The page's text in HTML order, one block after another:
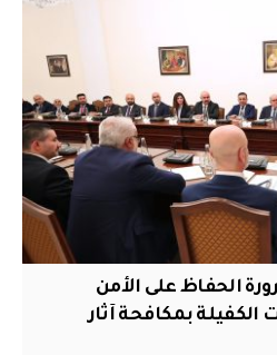
الحفاظ على الأمن
الكفيلة بمكافحة آثار